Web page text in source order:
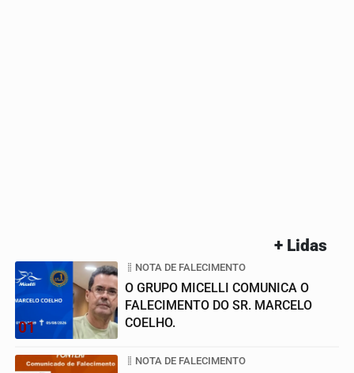
+ Lidas
01
NOTA DE FALECIMENTO
O GRUPO MICELLI COMUNICA O
FALECIMENTO DO SR. MARCELO
COELHO.
NOTA DE FALECIMENTO